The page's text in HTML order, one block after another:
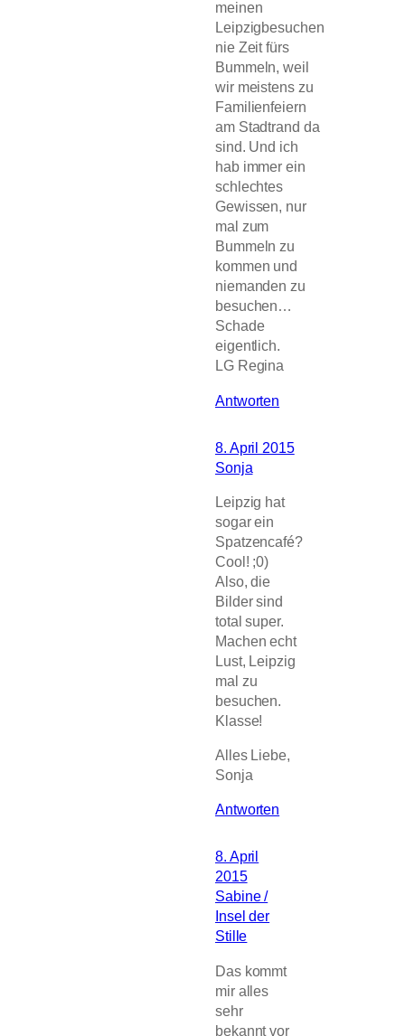
meinen
Leipzigbesuchen
nie Zeit fürs
Bummeln, weil
wir meistens zu
Familienfeiern
am Stadtrand da
sind. Und ich
hab immer ein
schlechtes
Gewissen, nur
mal zum
Bummeln zu
kommen und
niemanden zu
besuchen…
Schade
eigentlich.
LG Regina
Antworten
8. April 2015
Sonja
Leipzig hat
sogar ein
Spatzencafé?
Cool! ;0)
Also, die
Bilder sind
total super.
Machen echt
Lust, Leipzig
mal zu
besuchen.
Klasse!
Alles Liebe,
Sonja
Antworten
8. April
2015
Sabine /
Insel der
Stille
Das kommt
mir alles
sehr
bekannt vor